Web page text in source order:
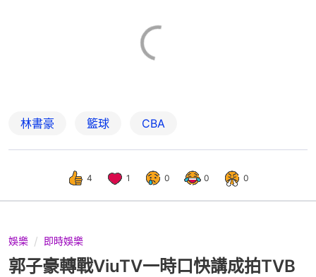
林書豪 籃球 CBA
4 1 0 0 0
娛樂 即時娛樂
郭子豪轉戰ViuTV一時口快講成拍TVB